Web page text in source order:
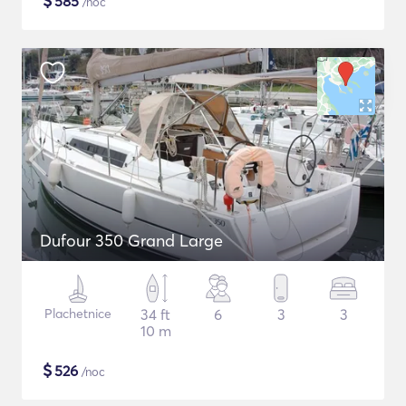
Dufour 350 Grand Large
Plachetnice
34 ft
10 m
6 3 3
$526 /noc